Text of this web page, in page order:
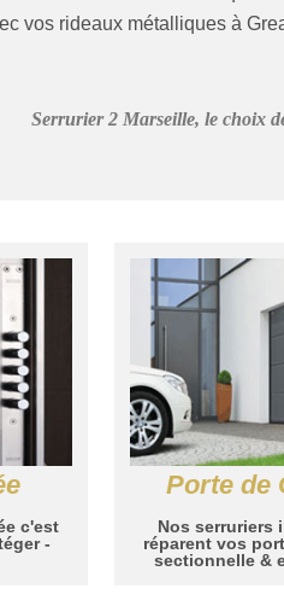
vos rideaux métalliques à
Serrurier 2 Marseille, le choix
c'est
-
Porte de
Nos serruriers
réparent vos
sectionnelle &